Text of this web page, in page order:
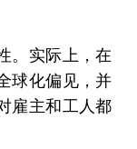
。实际上，在
球化偏见，并
雇主和工人都